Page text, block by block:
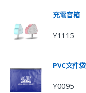
充電音箱
Y1115
PVC文件袋
Y0095